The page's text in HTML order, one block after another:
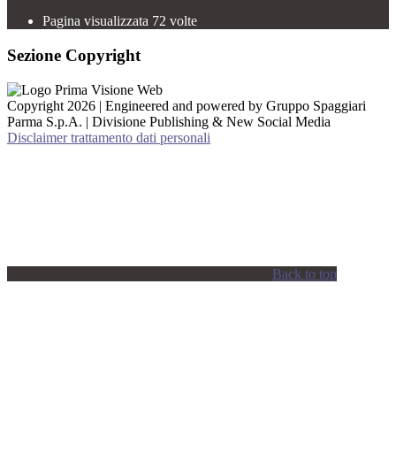
Pagina visualizzata 72 volte
Sezione Copyright
Copyright 2026 | Engineered and powered by Gruppo Spaggiari
Parma S.p.A. | Divisione Publishing & New Social Media
Disclaimer trattamento dati personali
Back to top